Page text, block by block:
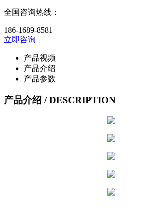
全国咨询热线：
186-1689-8581
立即咨询
产品视频
产品介绍
产品参数
产品介绍 / DESCRIPTION